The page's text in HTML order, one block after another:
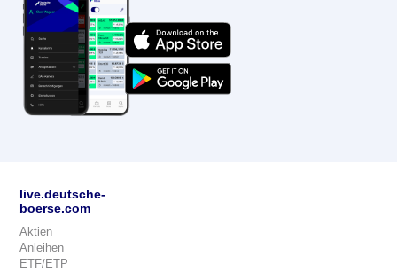
live.deutsche-
boerse.com
Aktien
Anleihen
ETF/ETP